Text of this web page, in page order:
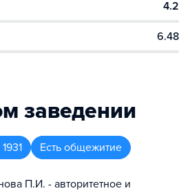
4.2
6.48
заведении
1931 Есть общежитие
П.И. - авторитетное и